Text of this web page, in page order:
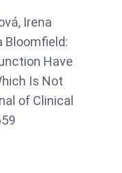
Irena
Bloomfield:
Have
Is Not
of Clinical